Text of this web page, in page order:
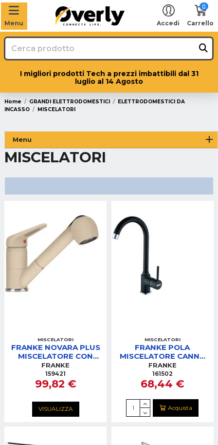
Menu Accedi
0
Carrello
I migliori prodotti Tech a prezzi imbattibili dal 31
luglio al 14 Agosto
Home GRANDI ELETTRODOMESTICI
ELETTRODOMESTICI DA
INCASSO
MISCELATORI
MISCELATORI
MISCELATORI
FRANKE NOVARA PLUS
MISCELATORE CON
DOCCIA AVENA
FRANKE
159421
99,82 €
VISUALIZZA
MISCELATORI
FRANKE POLA
MISCELATORE CANNA
GIREVOLE NERO
FRANKE
161502
68,44 €
Acquista
Menu